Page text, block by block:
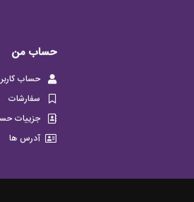
حساب من
حساب
سفارشات
جزییات
آدرس ها